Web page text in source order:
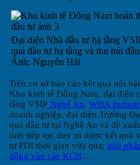
Đại diện Nhà đầu tư hạ tầng
quả đầu tư hạ tầng và thu hút
Ảnh: Nguyễn Hải
Trên cơ sở báo cáo kết quả nổi
Khu kinh tế Đông Nam, đại diện
tầng VSIP Nghệ An, WHA
doanh nghiệp, đại diện Trường
quả đầu tư tại Nghệ An và đề
tỉnh tiếp tục duy trì được kết quả
tư FDI thời gian vừa qua; giải
động vào các KCN…